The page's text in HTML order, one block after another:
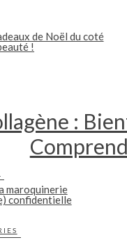
de Noël du coté
!
:
maroquinerie
confidentielle